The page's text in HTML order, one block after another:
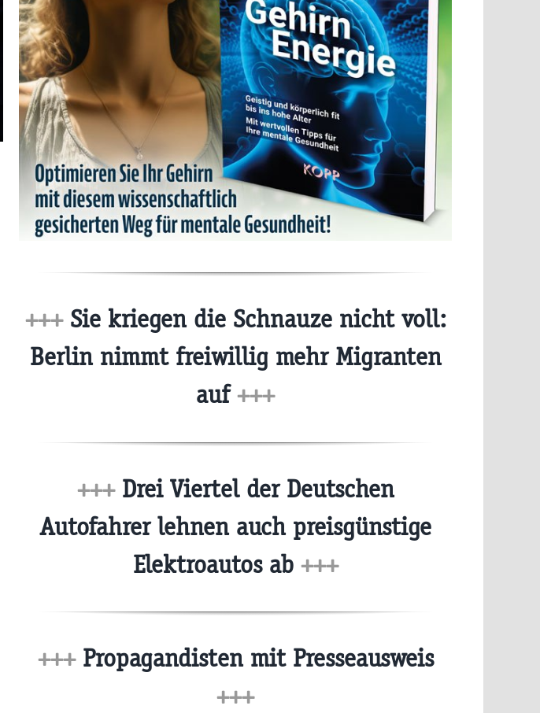
+++Sie kriegen die Schnauze nicht voll:
Berlin nimmt freiwillig mehr Migranten
auf+++
+++Drei Viertel der Deutschen
Autofahrer lehnen auch preisgünstige
Elektroautos ab +++
+++Propagandisten mit Presseausweis
+++